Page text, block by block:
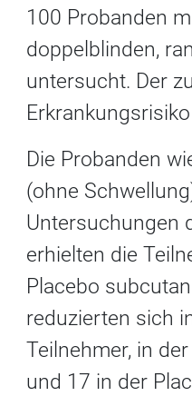
100 Probanden
doppelblinden,
untersucht. Der
Die Probanden
(ohne
Untersuchungen
erhielten die
Placebo
reduzierten sich
Teilnehmer, in
und 17 in der